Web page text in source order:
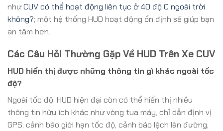
nhưCUV có thể hoạt động liên tục ở 40 độ C ngoài trời
không?; một hệ thống HUD hoạt động ổn định sẽ giúp bạn
an tâm hơn.
Các Câu Hỏi Thường Gặp Về HUD Trên Xe CUV
HUD hiển thị được những thông tin gì khác ngoài tốc
độ?
Ngoài tốc độ, HUD hiện đại còn có thể hiển thị nhiều
thông tin hữu ích khác như vòng tua máy, chỉ dẫn định vị
GPS, cảnh báo giới hạn tốc độ, cảnh báo lệch làn đường,